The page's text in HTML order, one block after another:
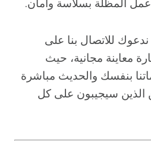
المظلة بسلاسة وأمان.
للاتصال بنا على
معاينة مجانية، حيث
بنفسك والحديث مباشرة
الذين سيجيبون على كل